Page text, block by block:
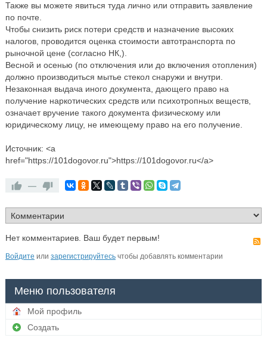
Также вы можете явиться туда лично или отправить заявление
по почте.
Чтобы снизить риск потери средств и назначение высоких
налогов, проводится оценка стоимости автотранспорта по
рыночной цене (согласно НК,).
Весной и осенью (по отключения или до включения отопления)
должно производиться мытье стекол снаружи и внутри.
Незаконная выдача иного документа, дающего право на
получение наркотических средств или психотропных веществ,
означает вручение такого документа физическому или
юридическому лицу, не имеющему право на его получение.
Источник: <a
href="https://101dogovor.ru">https://101dogovor.ru</a>
—
Нет комментариев. Ваш будет первым!
Войдите или зарегистрируйтесьчтобы добавлять комментарии
Меню пользователя
Мой профиль
Создать